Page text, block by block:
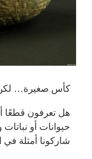
كأس صغيرة… لكن
هل تعرفون قطعًا
حيوانات أو
شاركونا أمثلة في